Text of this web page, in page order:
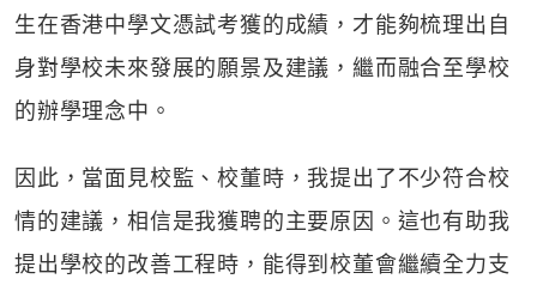
生在香港中學文憑試考獲的成績，才能夠梳理出自
身對學校未來發展的願景及建議，繼而融合至學校
的辦學理念中。
因此，當面見校監、校董時，我提出了不少符合校
情的建議，相信是我獲聘的主要原因。這也有助我
提出學校的改善工程時，能得到校董會繼續全力支